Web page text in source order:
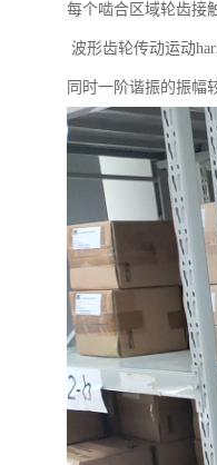
每个啮合区域轮齿接
波形齿轮传动运动
同时一阶谐振的振幅